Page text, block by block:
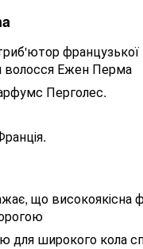
французької
волосся Ежен Перма
Перголес.
що високоякісна
для широкого кола